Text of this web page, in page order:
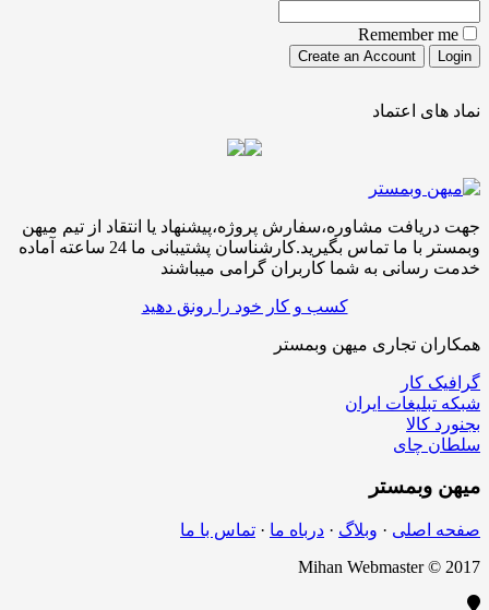
Remember me
نماد های اعتماد
جهت دریافت مشاوره،سفارش پروژه،پیشنهاد یا انتقاد از تیم میهن
وبمستر با ما تماس بگیرید.کارشناسان پشتیبانی ما 24 ساعته آماده
خدمت رسانی به شما کاربران گرامی میباشند
کسب و کار خود را رونق دهید
همکاران تجاری میهن وبمستر
گرافیک کار
شبکه تبلیغات ایران
بجنورد کالا
سلطان چای
میهن وبمستر
صفحه اصلی · وبلاگ · درباه ما · تماس با ما
Mihan Webmaster © 2017